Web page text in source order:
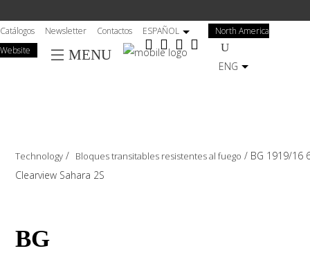
al
contenuto
Catálogos Newsletter Contactos ESPAÑOL
North America
Website
MENU
ENG
Technology / Bloques transitables resistentes al fuego / BG 1919/16
Clearview Sahara 2S
BG